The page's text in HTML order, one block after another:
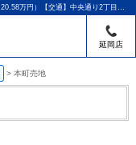
本町売地延岡市本町1丁目にある土地【価格】1,000万円（坪単価：20.58万円）【交通】中央通り2丁目バス停徒歩3分 |延岡・門川町の賃貸のことならハウジング情報プラザ｜アパマンショップ延岡店
延岡店
> 本町売地